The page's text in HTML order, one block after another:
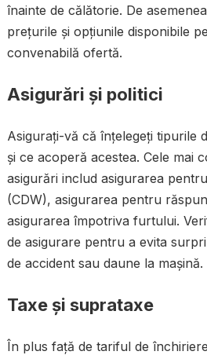
înainte de călătorie. De
prețurile și opțiunile disponibile
convenabilă ofertă.
Asigurări și politici
Asigurați-vă că înțelegeți tipurile
și ce acoperă acestea. Cele mai
asigurări includ asigurarea
(CDW), asigurarea pentru
asigurarea împotriva furtului.
de asigurare pentru a evita
de accident sau daune la mașină.
Taxe și suprataxe
În plus față de tariful de